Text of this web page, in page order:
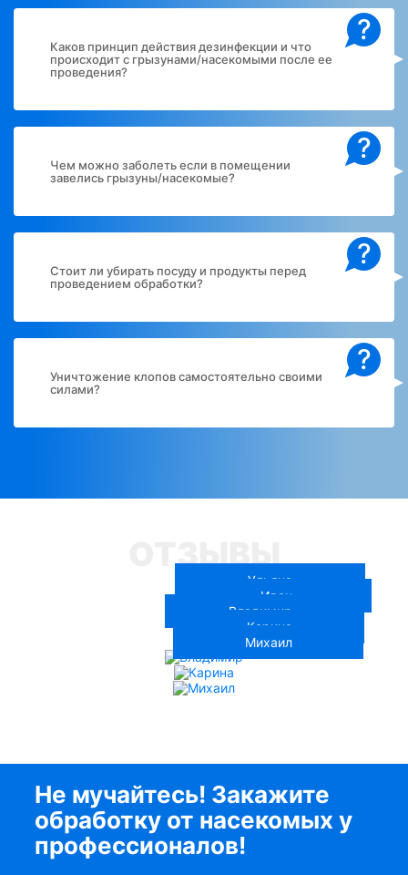
?
Каков принцип действия дезинфекции и что
происходит с грызунами/насекомыми после ее
проведения?
?
Чем можно заболеть если в помещении
завелись грызуны/насекомые?
?
Стоит ли убирать посуду и продукты перед
проведением обработки?
?
Уничтожение клопов самостоятельно своими
силами?
ОТЗЫВЫ
Ульяна
Иван
Владимир
Карина
Михаил
Не мучайтесь! Закажите
обработку от насекомых у
профессионалов!